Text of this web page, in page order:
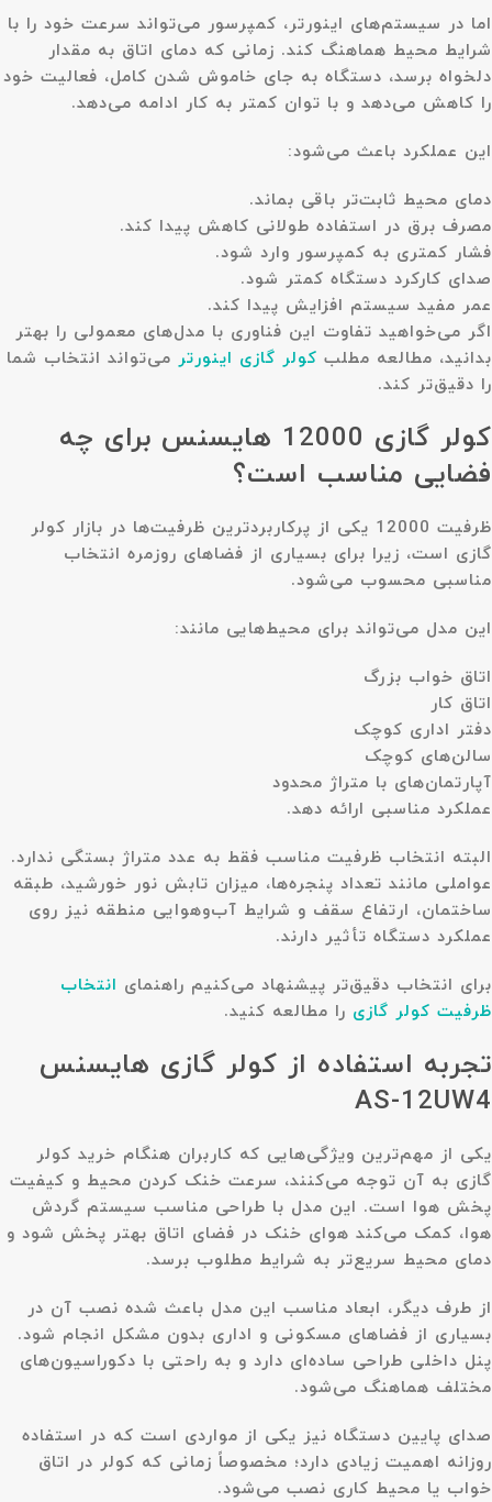
اما در سیستم‌های اینورتر، کمپرسور می‌تواند سرعت خود را با
شرایط محیط هماهنگ کند. زمانی که دمای اتاق به مقدار
دلخواه برسد، دستگاه به جای خاموش شدن کامل، فعالیت خود
را کاهش می‌دهد و با توان کمتر به کار ادامه می‌دهد.
این عملکرد باعث می‌شود:
دمای محیط ثابت‌تر باقی بماند.
مصرف برق در استفاده طولانی کاهش پیدا کند.
فشار کمتری به کمپرسور وارد شود.
صدای کارکرد دستگاه کمتر شود.
عمر مفید سیستم افزایش پیدا کند.
اگر می‌خواهید تفاوت این فناوری با مدل‌های معمولی را بهتر
بدانید، مطالعه مطلب کولر گازی اینورتر می‌تواند انتخاب شما
را دقیق‌تر کند.
کولر گازی 12000 هایسنس برای چه
فضایی مناسب است؟
ظرفیت 12000 یکی از پرکاربردترین ظرفیت‌ها در بازار کولر
گازی است، زیرا برای بسیاری از فضاهای روزمره انتخاب
مناسبی محسوب می‌شود.
این مدل می‌تواند برای محیط‌هایی مانند:
اتاق خواب بزرگ
اتاق کار
دفتر اداری کوچک
سالن‌های کوچک
آپارتمان‌های با متراژ محدود
عملکرد مناسبی ارائه دهد.
البته انتخاب ظرفیت مناسب فقط به عدد متراژ بستگی ندارد.
عواملی مانند تعداد پنجره‌ها، میزان تابش نور خورشید، طبقه
ساختمان، ارتفاع سقف و شرایط آب‌وهوایی منطقه نیز روی
عملکرد دستگاه تأثیر دارند.
برای انتخاب دقیق‌تر پیشنهاد می‌کنیم راهنمای انتخاب
ظرفیت کولر گازی را مطالعه کنید.
تجربه استفاده از کولر گازی هایسنس
AS-12UW4
یکی از مهم‌ترین ویژگی‌هایی که کاربران هنگام خرید کولر
گازی به آن توجه می‌کنند، سرعت خنک کردن محیط و کیفیت
پخش هوا است. این مدل با طراحی مناسب سیستم گردش
هوا، کمک می‌کند هوای خنک در فضای اتاق بهتر پخش شود و
دمای محیط سریع‌تر به شرایط مطلوب برسد.
از طرف دیگر، ابعاد مناسب این مدل باعث شده نصب آن در
بسیاری از فضاهای مسکونی و اداری بدون مشکل انجام شود.
پنل داخلی طراحی ساده‌ای دارد و به راحتی با دکوراسیون‌های
مختلف هماهنگ می‌شود.
صدای پایین دستگاه نیز یکی از مواردی است که در استفاده
روزانه اهمیت زیادی دارد؛ مخصوصاً زمانی که کولر در اتاق
خواب یا محیط کاری نصب می‌شود.